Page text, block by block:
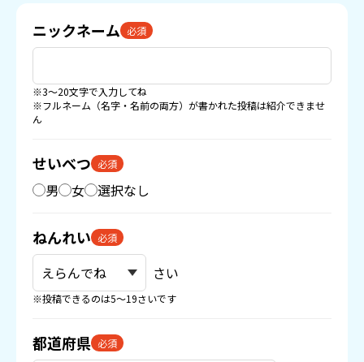
ニックネーム 必須
※3〜20文字で入力してね
※フルネーム（名字・名前の両方）が書かれた投稿は紹介できませ
ん
せいべつ 必須
男 女 選択なし
ねんれい 必須
さい
※投稿できるのは5〜19さいです
都道府県 必須